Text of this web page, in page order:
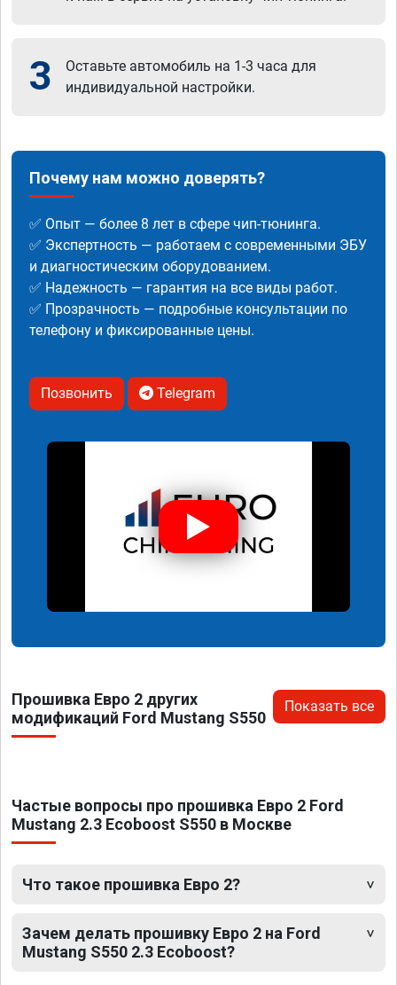
3
Оставьте автомобиль на 1-3 часа для
индивидуальной настройки.
Почему нам можно доверять?
✅ Опыт — более 8 лет в сфере чип-тюнинга.
✅ Экспертность — работаем с современными ЭБУ
и диагностическим оборудованием.
✅ Надежность — гарантия на все виды работ.
✅ Прозрачность — подробные консультации по
телефону и фиксированные цены.
Позвонить Telegram
Прошивка Евро 2 других
модификаций Ford Mustang S550
Показать все
Частые вопросы про прошивка Евро 2 Ford
Mustang 2.3 Ecoboost S550 в Москве
Что такое прошивка Евро 2?
Зачем делать прошивку Евро 2 на Ford
Mustang S550 2.3 Ecoboost?